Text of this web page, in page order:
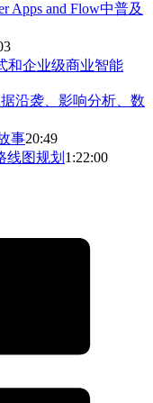
Apps and Flow中普及
和企业级商业智能
沿袭、影响分析、数
事20:49
线图规划 1:22:00